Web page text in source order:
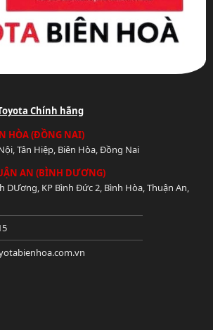
Chính hãng
HÒA (ĐỒNG NAI)
Tân Hiệp, Biên Hòa, Đồng Nai
AN (BÌNH DƯƠNG)
DƯơng, KP Bình Đức 2, Bình Hòa, Thuận An,